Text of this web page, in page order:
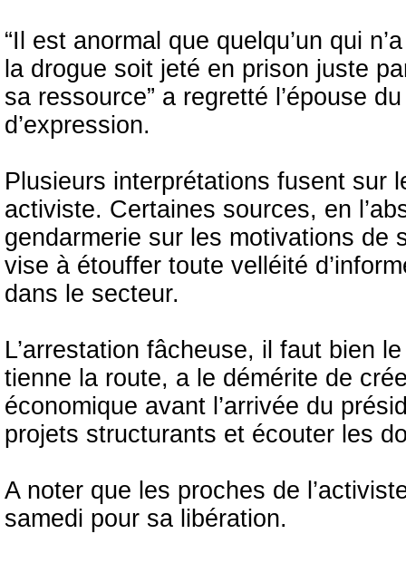
“Il est anormal que quelqu’un qui
la drogue soit jeté en prison juste
sa ressource” a regretté l’épouse
d’expression.
Plusieurs interprétations fusent sur
activiste. Certaines sources, en
gendarmerie sur les motivations de
vise à étouffer toute velléité
dans le secteur.
L’arrestation fâcheuse, il faut bien
tienne la route, a le démérite de
économique avant l’arrivée du
projets structurants et écouter les
A noter que les proches de
samedi pour sa libération.